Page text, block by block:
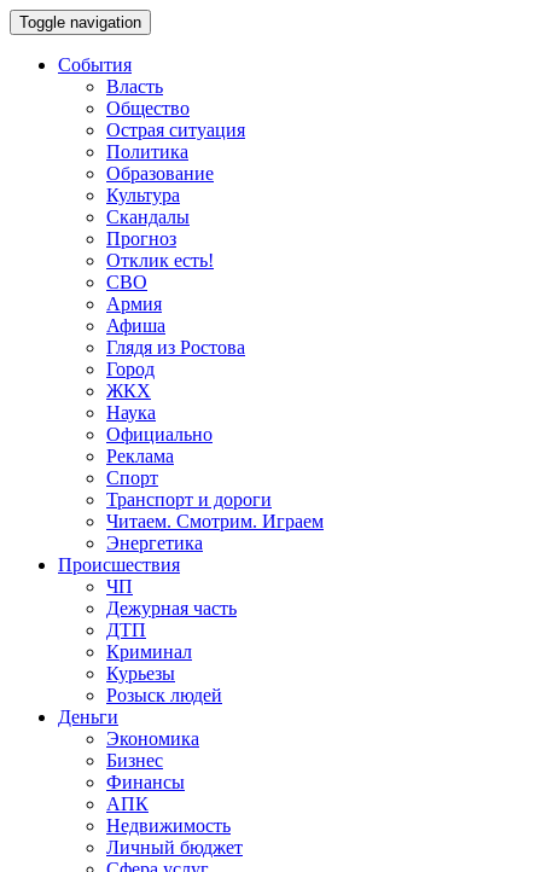
Toggle navigation
События
Власть
Общество
Острая ситуация
Политика
Образование
Культура
Скандалы
Прогноз
Отклик есть!
СВО
Армия
Афиша
Глядя из Ростова
Город
ЖКХ
Наука
Официально
Реклама
Спорт
Транспорт и дороги
Читаем. Смотрим. Играем
Энергетика
Происшествия
ЧП
Дежурная часть
ДТП
Криминал
Курьезы
Розыск людей
Деньги
Экономика
Бизнес
Финансы
АПК
Недвижимость
Личный бюджет